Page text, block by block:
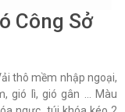
Công Sở
thô mềm nhập ngoại,
gió lì, gió gân … Màu